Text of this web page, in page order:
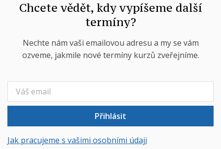
Chcete vědět, kdy vypíšeme další
termíny?
Nechte nám vaši emailovou adresu a my se vám
ozveme, jakmile nové termíny kurzů zveřejníme.
Přihlásit
Jak pracujeme s vašimi osobními údaji